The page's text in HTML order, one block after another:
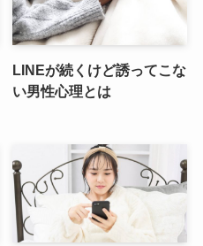
LINEが続くけど誘ってこな
い男性心理とは